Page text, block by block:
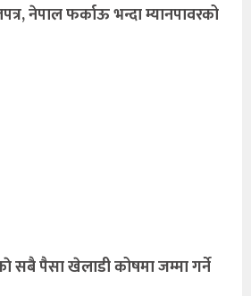
नेपाल फर्काऊ भन्दा म्यानपावरको
सबै पैसा खेलाडी कोषमा जम्मा गर्ने